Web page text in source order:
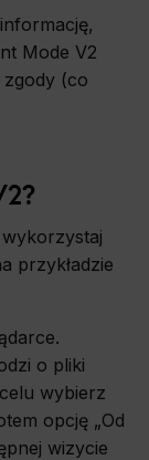
Mode V2
zgody (co
przykładzie
o pliki
wybierz
opcję „Od
wizycie